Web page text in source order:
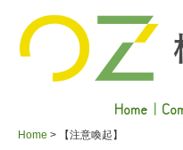
Home ｜
Home 【注意喚起】